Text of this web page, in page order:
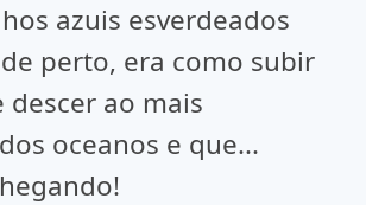
azuis esverdeados
perto, era como subir
descer ao mais
oceanos e que...